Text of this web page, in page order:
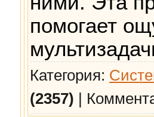
помогает
Категория:
(2357) |